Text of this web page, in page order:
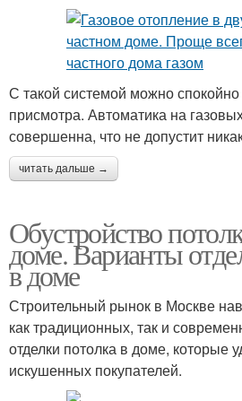
С такой системой можно
присмотра. Автоматика на
совершенна, что не допустит
читать дальше →
Обустройство
доме. Варианты
в доме
Строительный рынок в Москве
как традиционных, так и
отделки потолка в доме, которые
искушенных покупателей.